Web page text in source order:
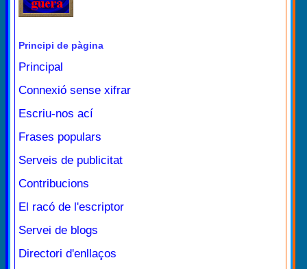
Principi de pàgina
Principal
Connexió sense xifrar
Escriu-nos ací
Frases populars
Serveis de publicitat
Contribucions
El racó de l'escriptor
Servei de blogs
Directori d'enllaços